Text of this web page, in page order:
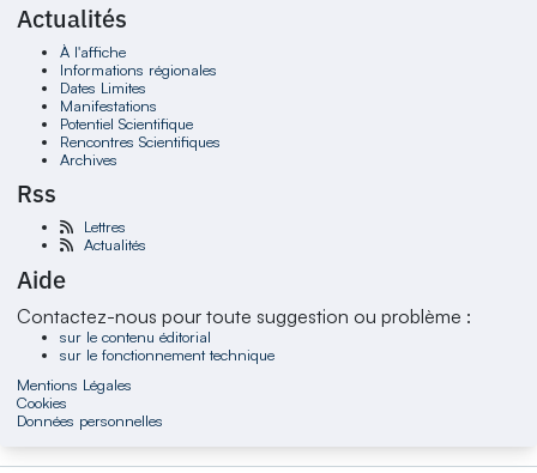
Actualités
À l'affiche
Informations régionales
Dates Limites
Manifestations
Potentiel Scientifique
Rencontres Scientifiques
Archives
Rss
Lettres
Actualités
Aide
Contactez-nous pour toute suggestion ou problème :
sur le contenu éditorial
sur le fonctionnement technique
Mentions Légales
Cookies
Données personnelles